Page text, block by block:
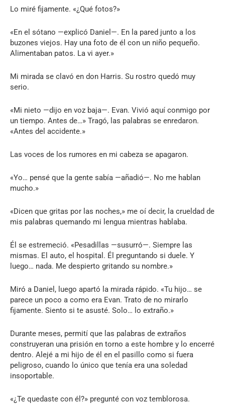
Lo miré fijamente. «¿Qué fotos?»
«En el sótano —explicó Daniel—. En la pared junto a los
buzones viejos. Hay una foto de él con un niño pequeño.
Alimentaban patos. La vi ayer.»
Mi mirada se clavó en don Harris. Su rostro quedó muy
serio.
«Mi nieto —dijo en voz baja—. Evan. Vivió aquí conmigo por
un tiempo. Antes de…» Tragó, las palabras se enredaron.
«Antes del accidente.»
Las voces de los rumores en mi cabeza se apagaron.
«Yo… pensé que la gente sabía —añadió—. No me hablan
mucho.»
«Dicen que gritas por las noches,» me oí decir, la crueldad de
mis palabras quemando mi lengua mientras hablaba.
Él se estremeció. «Pesadillas —susurró—. Siempre las
mismas. El auto, el hospital. Él preguntando si duele. Y
luego… nada. Me despierto gritando su nombre.»
Miró a Daniel, luego apartó la mirada rápido. «Tu hijo… se
parece un poco a como era Evan. Trato de no mirarlo
fijamente. Siento si te asusté. Solo… lo extraño.»
Durante meses, permití que las palabras de extraños
construyeran una prisión en torno a este hombre y lo encerré
dentro. Alejé a mi hijo de él en el pasillo como si fuera
peligroso, cuando lo único que tenía era una soledad
insoportable.
«¿Te quedaste con él?» pregunté con voz temblorosa.